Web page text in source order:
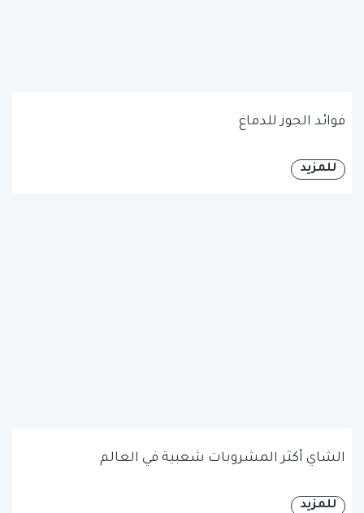
فوائد الجوز للدماغ
للمزيد
الشاي أكثر المشروبات شعبية في العالم
للمزيد